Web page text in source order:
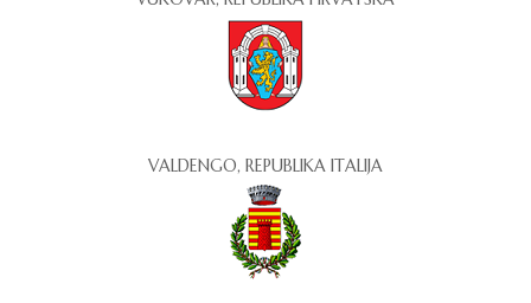
VALDENGO, REPUBLIKA ITALIJA